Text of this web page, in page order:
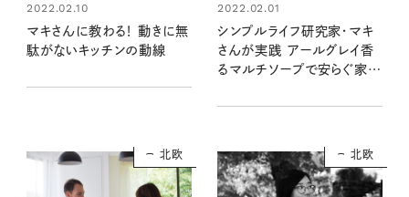
2022.02.10
マキさんに教わる！ 動きに無
駄がないキッチンの動線
2022.02.01
シンプルライフ研究家・マキ
さんが実践 アールグレイ香
るマルチソープで安らぐ家事
北欧 北欧